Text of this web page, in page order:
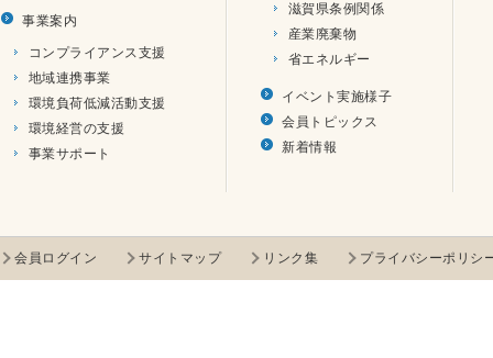
事業案内
コンプライアンス支援
地域連携事業
環境負荷低減活動支援
環境経営の支援
事業サポート
滋賀県条例関係
産業廃棄物
省エネルギー
イベント実施様子
会員トピックス
新着情報
会員ログイン サイトマップ リンク集 プライバシーポリシ